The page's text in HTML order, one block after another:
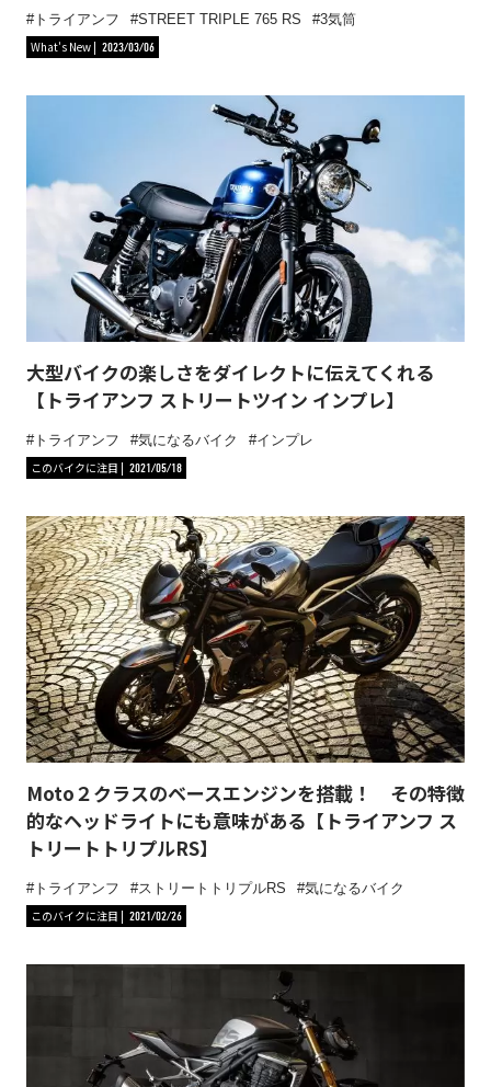
トライアンフ STREET TRIPLE 765 RS
3気筒
What's New
2023/03/06
大型バイクの楽しさをダイレクトに伝えてくれる
【トライアンフ ストリートツイン インプレ】
トライアンフ 気になるバイク
インプレ
このバイクに注目
2021/05/18
Moto２クラスのベースエンジンを搭載！ その特徴
的なヘッドライトにも意味がある【トライアンフ ス
トリートトリプルRS】
トライアンフ ストリートトリプルRS
気になるバイク
このバイクに注目
2021/02/26